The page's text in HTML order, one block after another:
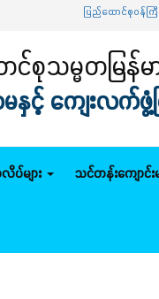
ပြည်ထောင်စုဝန်ကြီး ဦးမျိုးဇေ
င်စုသမ္မတမြန်
နှင့် ကျေးလက်ဖွံ့ဖ
များ သင်တန်းကျောင်းမ